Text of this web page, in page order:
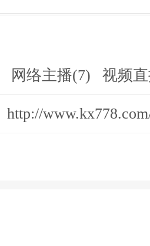
网络主播(7) 视频
http://